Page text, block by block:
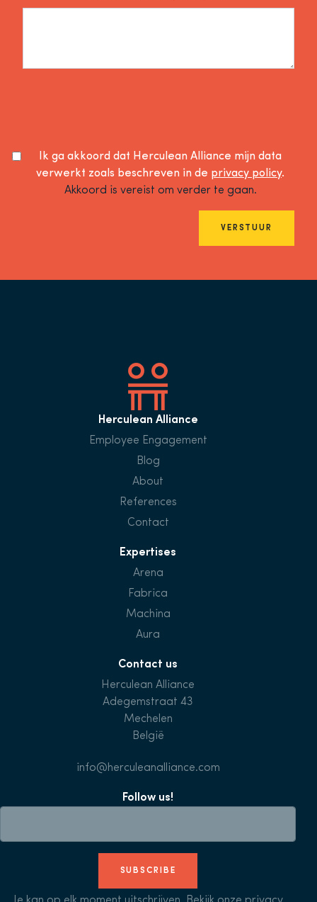
Ik ga akkoord dat Herculean Alliance mijn data
verwerkt zoals beschreven in de privacy policy.
Akkoord is vereist om verder te gaan.
VERSTUUR
Herculean Alliance
Employee Engagement
Blog
About
References
Contact
Expertises
Arena
Fabrica
Machina
Aura
Contact us
Herculean Alliance
Adegemstraat 43
Mechelen
België
info@herculeanalliance.com
Follow us!
SUBSCRIBE